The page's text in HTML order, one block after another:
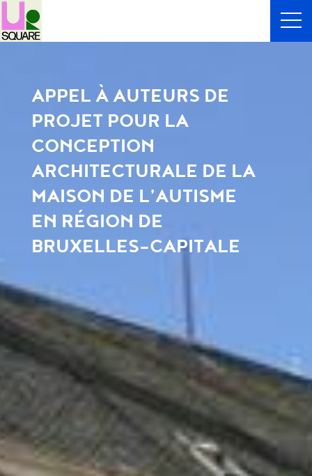
APPEL À AUTEURS DE
PROJET POUR LA
CONCEPTION
ARCHITECTURALE DE LA
MAISON DE L’AUTISME
EN RÉGION DE
BRUXELLES-CAPITALE